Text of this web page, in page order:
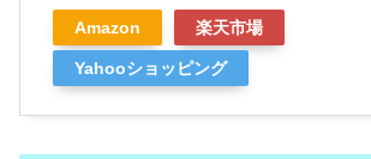
Amazon 楽天市場
Yahooショッピング